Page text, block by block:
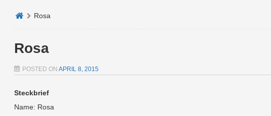
Rosa
Rosa
POSTED ON APRIL 8, 2015
Steckbrief
Name: Rosa